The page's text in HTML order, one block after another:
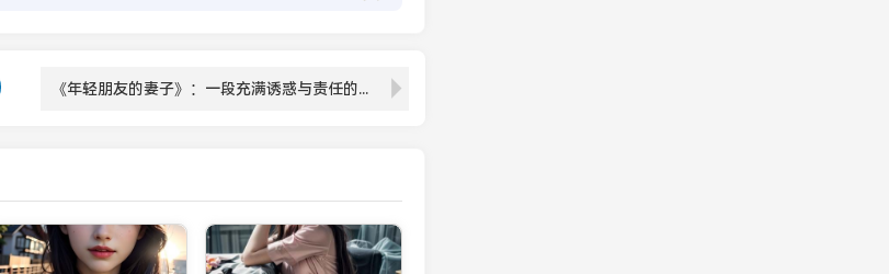
《年轻朋友的妻子》：一段充满诱惑与责任的情感故事，主人公如何抉择？